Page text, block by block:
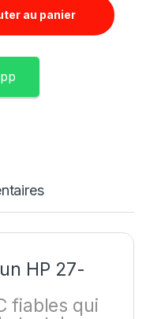
au panier
HP 27-
fiables qui